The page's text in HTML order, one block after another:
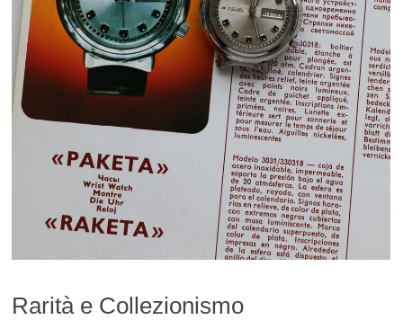
Rarità e Collezionismo